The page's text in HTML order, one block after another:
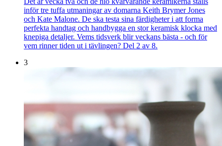
inför tre tuffa utmaningar av domarna Keith Brymer Jones
och Kate Malone. De ska testa sina färdigheter i att forma
perfekta handtag och handbygga en stor keramisk klocka med
knepiga detaljer. Vems tidsverk blir veckans bästa - och för
vem rinner tiden ut i tävlingen? Del 2 av 8.
3